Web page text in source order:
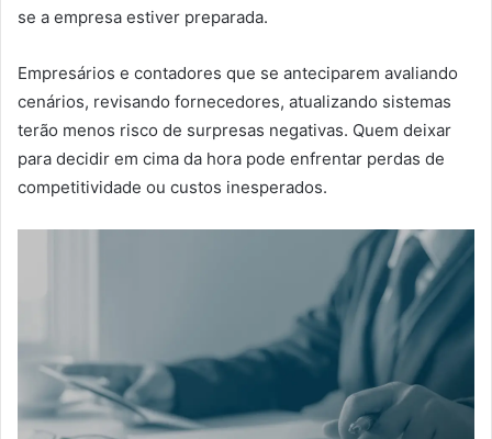
se a empresa estiver preparada.
Empresários e contadores que se anteciparem avaliando
cenários, revisando fornecedores, atualizando sistemas
terão menos risco de surpresas negativas. Quem deixar
para decidir em cima da hora pode enfrentar perdas de
competitividade ou custos inesperados.